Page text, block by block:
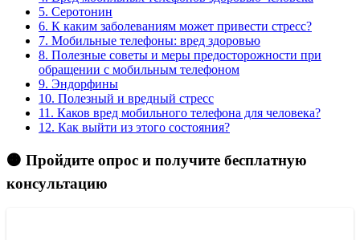
5. Серотонин
6. К каким заболеваниям может привести стресс?
7. Мобильные телефоны: вред здоровью
8. Полезные советы и меры предосторожности при
обращении с мобильным телефоном
9. Эндорфины
10. Полезный и вредный стресс
11. Каков вред мобильного телефона для человека?
12. Как выйти из этого состояния?
🟠 Пройдите опрос и получите бесплатную
консультацию